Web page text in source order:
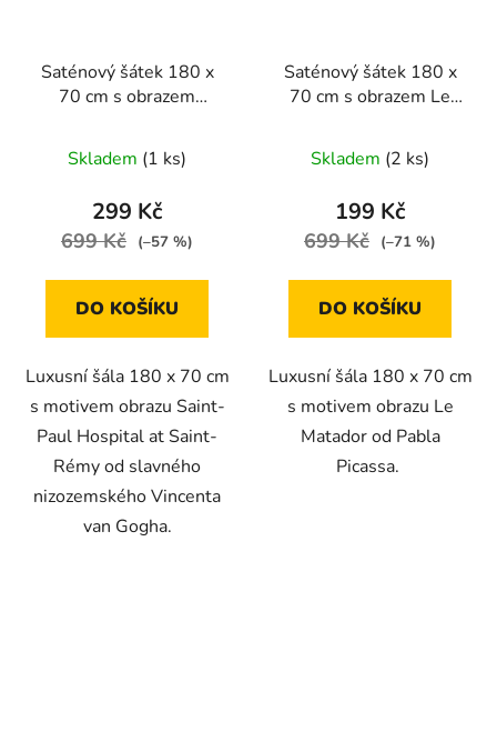
Saténový šátek 180 x
70 cm s obrazem
HOSPITAL AT SAINT-
RÉMY od van Gogha
Skladem (1 ks)
299 Kč
699 Kč (–57 %)
DO KOŠÍKU
Luxusní šála 180 x 70 cm
s motivem obrazu Saint-
Paul Hospital at Saint-
Rémy od slavného
nizozemského Vincenta
van Gogha.
Saténový šátek 180 x
70 cm s obrazem Le
Picassa
Skladem (2 ks)
199 Kč
699 Kč (–71 %)
DO KOŠÍKU
Luxusní šála 180 x 70 cm
s motivem obrazu Le
Matador od Pabla
Picassa.